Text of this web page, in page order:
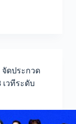
จัดประกวด
เวทีระดับ